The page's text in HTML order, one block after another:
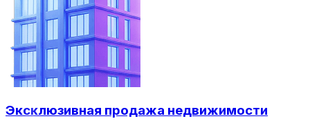
Эксклюзивная продажа недвижимости